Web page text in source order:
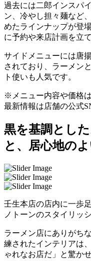
過去には二郎インスパ
ン、冷やし担々麺など
めたラインナップが登
に予約や来店計画を立
サイドメニューには唐
されており、ラーメン
ト使いも人気です。
※メニュー内容や価格
最新情報は店舗の公式
黒を基調とし
と、居心地の
壬生本店の店内に一歩
ノトーンのスタイリッ
ラーメン店にありがち
練されたインテリアは
ゃれなお店だ」と驚か